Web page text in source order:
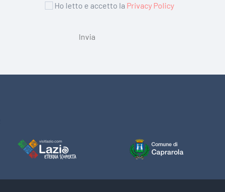
Ho letto e accetto la Privacy Policy